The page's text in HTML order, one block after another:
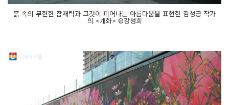
흙 속의 무한한 잠재력과 그것이 피어나는 아름다움을 표현한 김성공 작가
의 <개화> ©강성희